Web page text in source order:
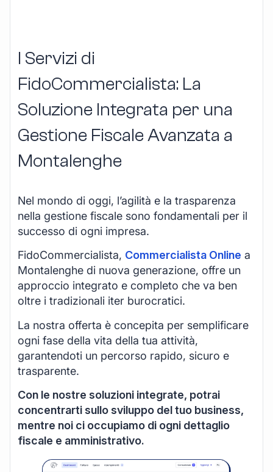
I Servizi di
FidoCommercialista: La
Soluzione Integrata per una
Gestione Fiscale Avanzata a
Montalenghe
Nel mondo di oggi, l’agilità e la trasparenza
nella gestione fiscale sono fondamentali per il
successo di ogni impresa.
FidoCommercialista, Commercialista Online a
Montalenghe di nuova generazione, offre un
approccio integrato e completo che va ben
oltre i tradizionali iter burocratici.
La nostra offerta è concepita per semplificare
ogni fase della vita della tua attività,
garantendoti un percorso rapido, sicuro e
trasparente.
Con le nostre soluzioni integrate, potrai
concentrarti sullo sviluppo del tuo business,
mentre noi ci occupiamo di ogni dettaglio
fiscale e amministrativo.